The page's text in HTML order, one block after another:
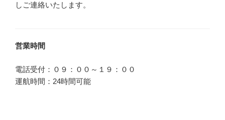
しご連絡いたします。
営業時間
電話受付：０９：００～１９：００
運航時間：24時間可能